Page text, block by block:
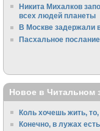
Никита Михалков
всех людей планеты
В Москве задержали
Пасхальное
Новое в Читальном
Коль хочешь жить,
Конечно, в лужах